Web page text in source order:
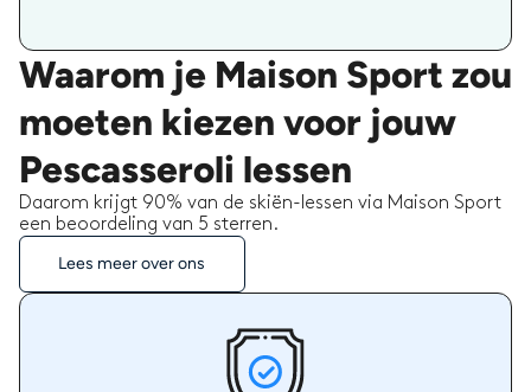
Waarom je Maison Sport zou
moeten kiezen voor jouw
Pescasseroli lessen
Daarom krijgt 90% van de skiën-lessen via Maison Sport
een beoordeling van 5 sterren.
Lees meer over ons